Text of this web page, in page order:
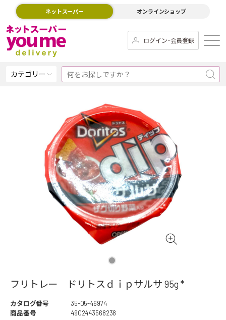
ネットスーパー オンラインショップ
ログイン･会員登録
カテゴリー
フリトレー ドリトスｄｉｐサルサ 95g *
カタログ番号
35-05-46974
商品番号
4902443568238